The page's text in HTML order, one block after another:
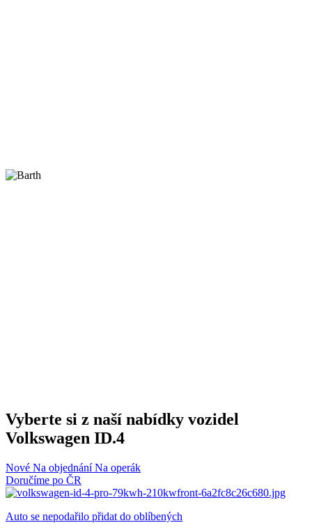
Vyberte si z naší nabídky vozidel
Volkswagen ID.4
Nové Na objednáníNa operák
Doručíme po ČR
Auto se nepodařilo přidat do oblíbených